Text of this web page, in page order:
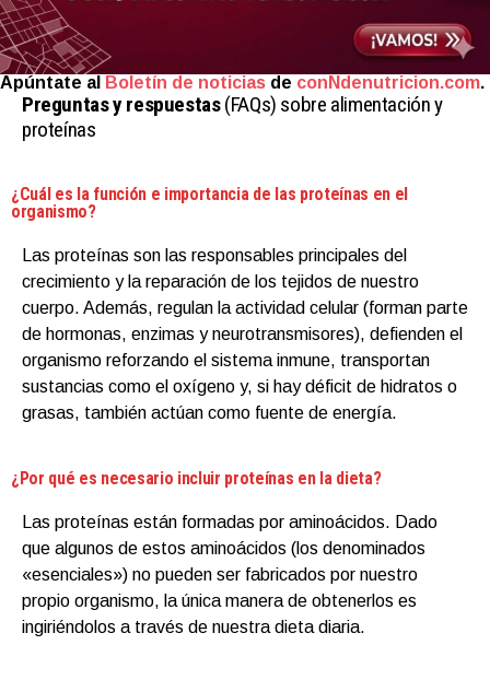
Apúntate al Boletín de noticias de conNdenutricion.com.
Preguntas y respuestas(FAQs) sobre alimentación y
proteínas
¿Cuál es la función e importancia de las proteínas en el
organismo?
Las proteínas son las responsables principales del
crecimiento y la reparación de los tejidos de nuestro
cuerpo. Además, regulan la actividad celular (forman parte
de hormonas, enzimas y neurotransmisores), defienden el
organismo reforzando el sistema inmune, transportan
sustancias como el oxígeno y, si hay déficit de hidratos o
grasas, también actúan como fuente de energía.
¿Por qué es necesario incluir proteínas en la dieta?
Las proteínas están formadas por aminoácidos. Dado
que algunos de estos aminoácidos (los denominados
«esenciales») no pueden ser fabricados por nuestro
propio organismo, la única manera de obtenerlos es
ingiriéndolos a través de nuestra dieta diaria.